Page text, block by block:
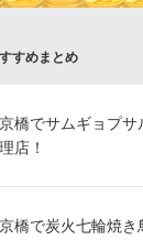
緑地線京橋駅 徒歩2
すめまとめ
京橋でサムギョプ
店！
京橋で炭火七輪焼